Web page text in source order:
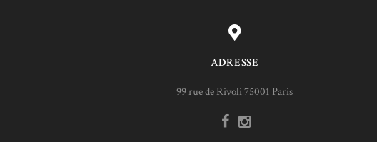
ADRESSE
99 rue de Rivoli 75001 Paris